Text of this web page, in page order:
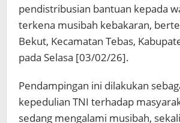
pendistribusian bantuan kepada
terkena musibah kebakaran,
Bekut, Kecamatan Tebas,
pada Selasa [03/02/26].
Pendampingan ini dilakukan
kepedulian TNI terhadap
sedang mengalami musibah,